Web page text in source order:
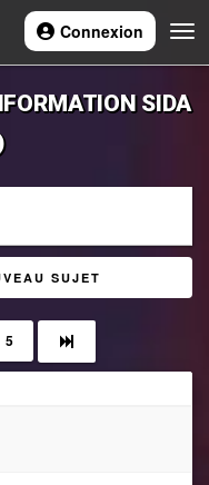
Connexion
SIDA
SUJET
5